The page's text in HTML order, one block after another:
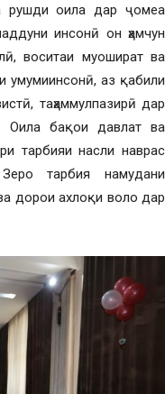
рушди оила дар ҷомеа
инсонӣ он ҳамчун
воситаи муошират ва
умумиинсонӣ, аз қабили
таҳаммулпазирӣ дар
Оила бақои давлат ва
тарбияи насли наврас
тарбия намудани
дорои ахлоқи воло дар